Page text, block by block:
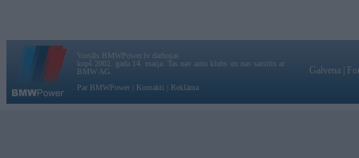
Vortāls BMWPower.lv darbojas
kopš 2002. gada 14. maija. Tas nav auto klubs un nav saistīts ar
BMW AG.
Par BMWPower
Kontakti Reklāma
Galvena